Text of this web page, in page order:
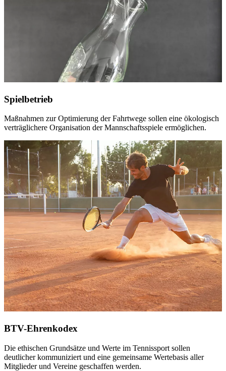
Spielbetrieb
Maßnahmen zur Optimierung der Fahrtwege sollen eine ökologisch
verträglichere Organisation der Mannschaftsspiele ermöglichen.
BTV-Ehrenkodex
Die ethischen Grundsätze und Werte im Tennissport sollen
deutlicher kommuniziert und eine gemeinsame Wertebasis aller
Mitglieder und Vereine geschaffen werden.